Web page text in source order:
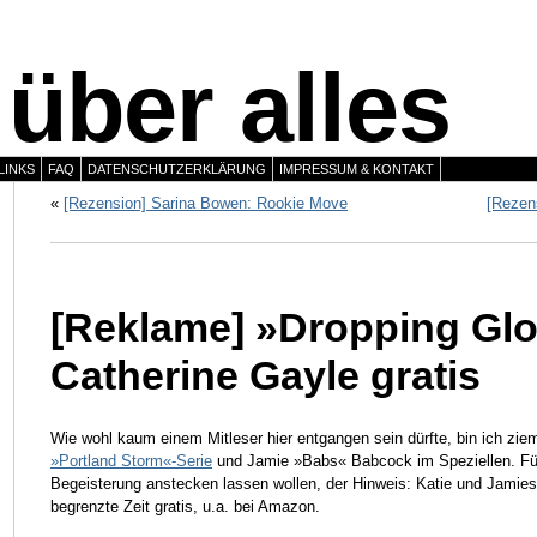
alles
FAQ DATENSCHUTZERKLÄRUNG IMPRESSUM & KONTAKT
« [Rezension] Sarina Bowen: Rookie Move
[Reklame] »Dropping
Catherine Gayle gratis
Wie wohl kaum einem Mitleser hier entgangen sein dürfte, bin ich
»Portland Storm«-Serie und Jamie »Babs« Babcock im Speziellen.
Begeisterung anstecken lassen wollen, der Hinweis: Katie und
begrenzte Zeit gratis, u.a. bei Amazon.